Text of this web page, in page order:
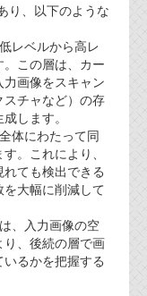
り、以下のような
レベルから高レ
この層は、カー
画像をスキャン
スチャなど）の存
します。
体にわたって同
。これにより、
ても検出できる
大幅に削減して
、入力画像の空
、後続の層で画
るかを把握する